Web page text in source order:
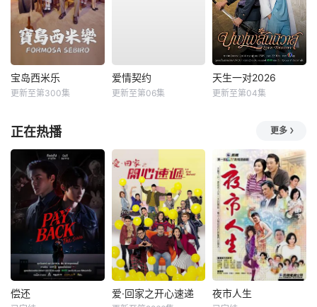
宝岛西米乐
更新至第300集
爱情契约
更新至第06集
天生一对2026
更新至第04集
正在热播 更多
偿还 爱·回家之开心速递 夜市人生